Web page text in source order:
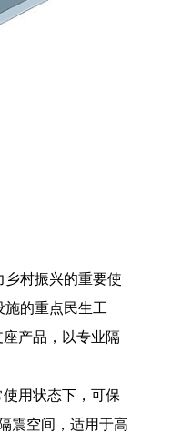
乡村振兴的重要使
施的重点民生工
产品，以专业隔
用状态下，可保
震空间，适用于高